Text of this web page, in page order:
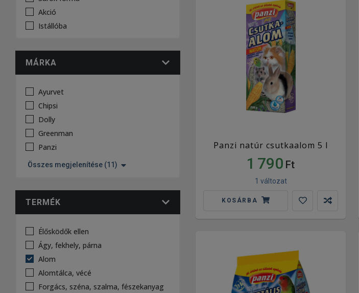
Akció
Istállóba
MÁRKA
Ayurvet
Chipsi
Dolly
Greenman
Panzi
Összes megjelenítése (11)
TERMÉK
Élősködők ellen
Ágy, fekhely, párna
Alom
Alomtálca, vécé
Forgács, széna, szalma, fészekanyag
Panzi natúr csutkaalom 5 l
1 790 Ft
1 változat
KOSÁRBA